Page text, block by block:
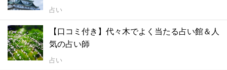
占い
【口コミ付き】代々木でよく当たる占い館＆人
気の占い師
占い